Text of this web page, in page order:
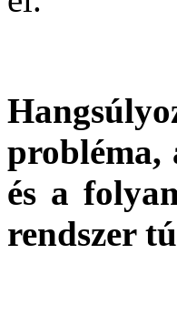
probléma,
és a
rendszer